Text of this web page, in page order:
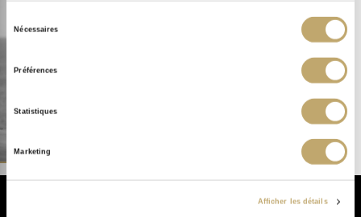
du
Nécessaires
Préférences
Statistiques
Marketing
Afficher les détails
LES SPAS